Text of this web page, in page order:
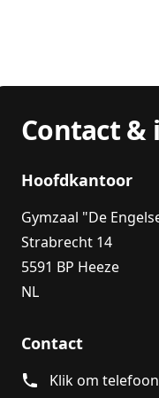
Contact &
Hoofdkantoor
Gymzaal "De
Strabrecht 14
5591 BP Heeze
NL
Contact
Klik om